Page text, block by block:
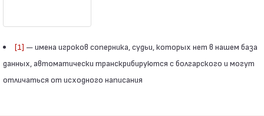
[1] — имена игроков соперника, судьи, которых нет в нашем база
данных, автоматически транскрибируются с болгарского и могут
отличаться от исходного написания